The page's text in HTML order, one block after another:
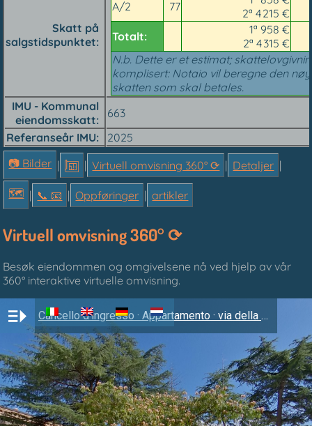
Skatt på
salgstidspunktet
A/2 77
2ª 4 215 €
Totalt:
1ª 958 €
2ª 4 315 €
N.b. Dette er et estimat;
komplisert: Notaio vil beregne den
skatten som skal betales.
IMU - Kommunal
eiendomsskatt
663
Referanseår IMU
2025
📷 Bilder | | Virtuell omvisning 360° ⟳ | Detaljer |
🗺 | 📞︎ 📧 | Oppføringer | artikler
Virtuell omvisning 360° ⟳
Besøk eiendommen og omgivelsene nå ved hjelp av vår
360° interaktive virtuelle omvisning.